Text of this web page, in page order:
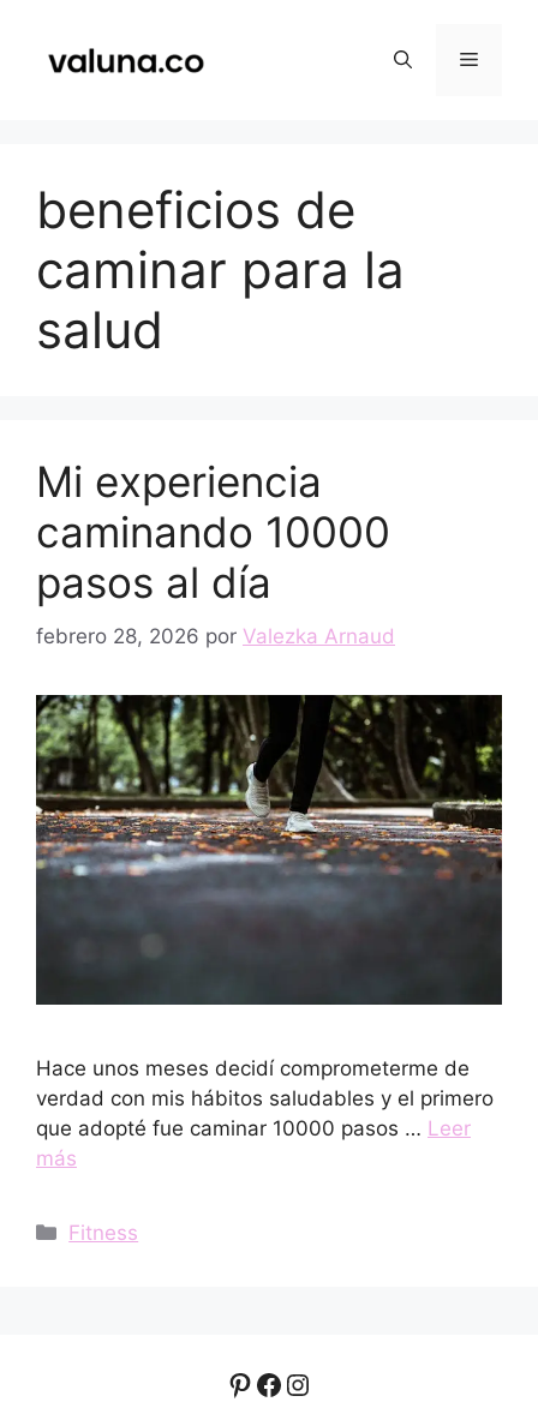
contenido
Menú
beneficios de
caminar para la
salud
Mi experiencia
caminando 10000
pasos al día
febrero 28, 2026 por Valezka Arnaud
Hace unos meses decidí comprometerme de
verdad con mis hábitos saludables y el primero
que adopté fue caminar 10000 pasos … Leer
más
Categorías
Fitness
Pinterest
Facebook
Instagram